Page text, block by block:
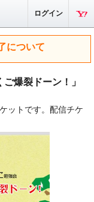
ログイン
について
爆裂ドーン！」
ットです。配信チケ